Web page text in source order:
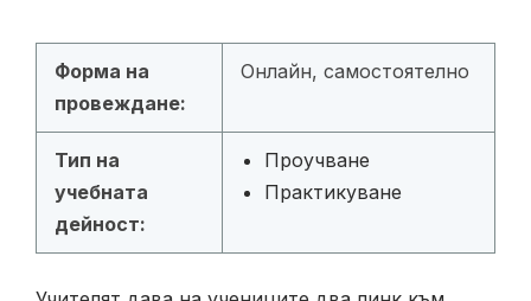
Форма на
провеждане:
Онлайн, самостоятелно
Тип на
учебната
дейност:
Проучване
Практикуване